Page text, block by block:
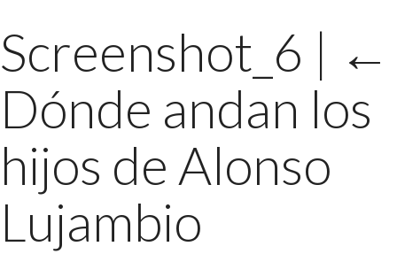
Screenshot_6 | ←
Dónde andan los
hijos de Alonso
Lujambio